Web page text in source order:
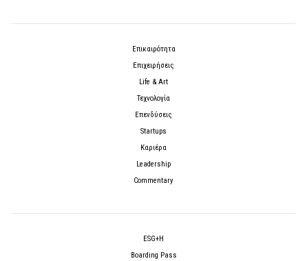
Επικαιρότητα
Επιχειρήσεις
Life & Art
Τεχνολογία
Επενδύσεις
Startups
Καριέρα
Leadership
Commentary
ESG+H
Boarding Pass